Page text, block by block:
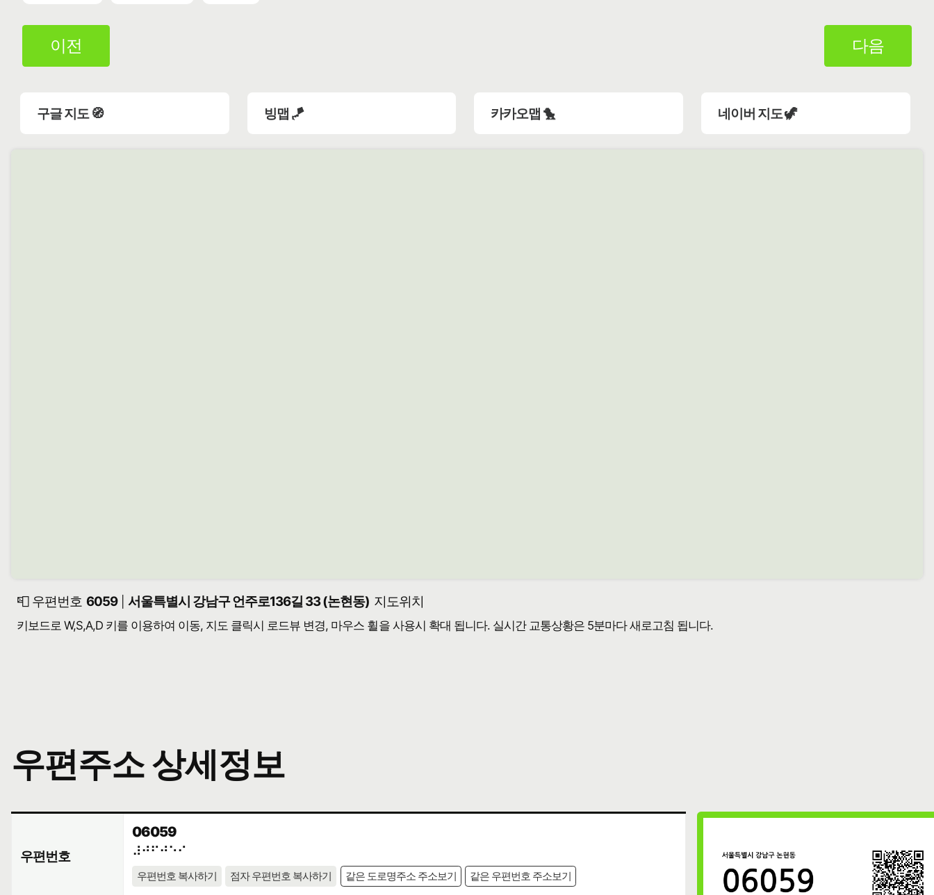
이전 다음
구글 지도 🧭 빙맵 🪁 카카오맵 🐤 네이버 지도 🦖
📮 우편번호 6059 서울특별시 강남구 언주로136길 33 (논현동) 지도위치
키보드로 W,S,A,D 키를 이용하여 이동, 지도 클릭시 로드뷰 변경, 마우스 휠을 사용시 확대 됩니다. 실시간 교통상황은 5분마다 새로고침 됩니다.
우편주소 상세정보
우편번호
06059
⠼⠚⠋⠚⠑⠊
우편번호 복사하기 점자 우편번호 복사하기 같은 도로명주소 주소보기 같은 우편번호 주소보기